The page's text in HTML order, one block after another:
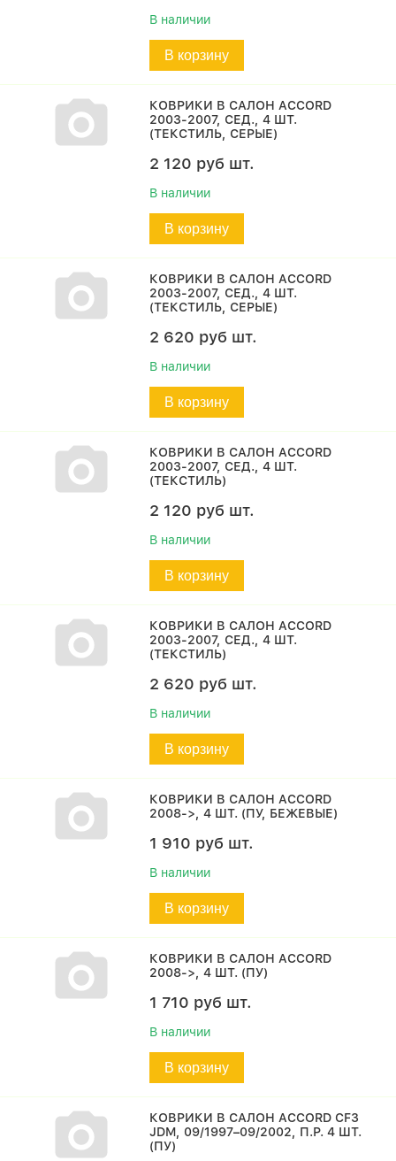
В наличии
В корзину
КОВРИКИ В САЛОН ACCORD
2003-2007, СЕД., 4 ШТ.
(ТЕКСТИЛЬ, СЕРЫЕ)
2 120 руб шт.
В наличии
В корзину
КОВРИКИ В САЛОН ACCORD
2003-2007, СЕД., 4 ШТ.
(ТЕКСТИЛЬ, СЕРЫЕ)
2 620 руб шт.
В наличии
В корзину
КОВРИКИ В САЛОН ACCORD
2003-2007, СЕД., 4 ШТ.
(ТЕКСТИЛЬ)
2 120 руб шт.
В наличии
В корзину
КОВРИКИ В САЛОН ACCORD
2003-2007, СЕД., 4 ШТ.
(ТЕКСТИЛЬ)
2 620 руб шт.
В наличии
В корзину
КОВРИКИ В САЛОН ACCORD
2008->, 4 ШТ. (ПУ, БЕЖЕВЫЕ)
1 910 руб шт.
В наличии
В корзину
КОВРИКИ В САЛОН ACCORD
2008->, 4 ШТ. (ПУ)
1 710 руб шт.
В наличии
В корзину
КОВРИКИ В САЛОН ACCORD CF3
JDM, 09/1997–09/2002, П.Р. 4 ШТ.
(ПУ)